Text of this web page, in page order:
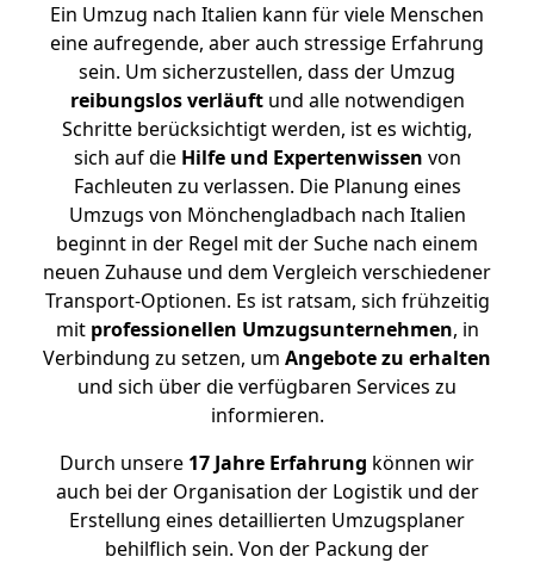
Ein Umzug nach Italien kann für viele Menschen
eine aufregende, aber auch stressige Erfahrung
sein. Um sicherzustellen, dass der Umzug
reibungslos verläuftund alle notwendigen
Schritte berücksichtigt werden, ist es wichtig,
sich auf die Hilfe und Expertenwissen von
Fachleuten zu verlassen. Die Planung eines
Umzugs von Mönchengladbach nach Italien
beginnt in der Regel mit der Suche nach einem
neuen Zuhause und dem Vergleich verschiedener
Transport-Optionen. Es ist ratsam, sich frühzeitig
mit professionellen Umzugsunternehmen, in
Verbindung zu setzen, um Angebote zu erhalten
und sich über die verfügbaren Services zu
informieren.
Durch unsere 17 Jahre Erfahrung können wir
auch bei der Organisation der Logistik und der
Erstellung eines detaillierten Umzugsplaner
behilflich sein. Von der Packung der